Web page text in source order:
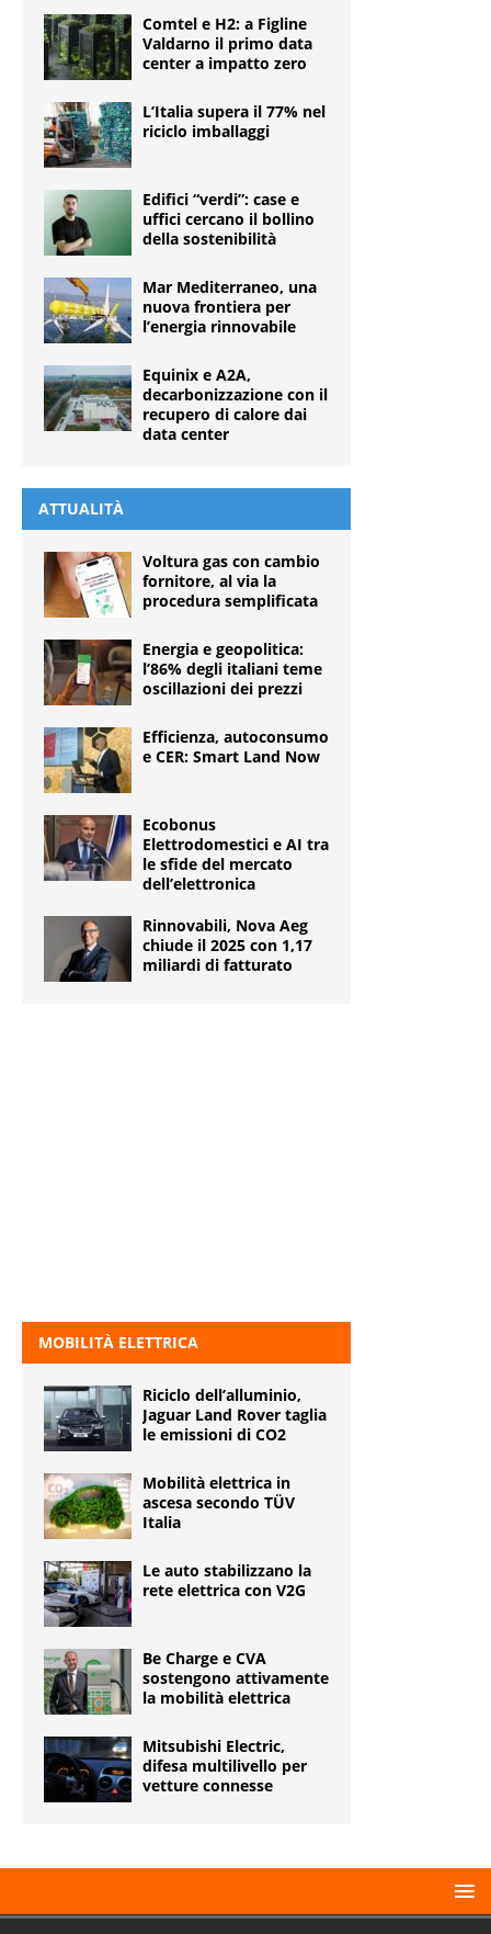
Comtel e H2: a Figline
Valdarno il primo data
center a impatto zero
L’Italia supera il 77% nel
riciclo imballaggi
Edifici “verdi”: case e
uffici cercano il bollino
della sostenibilità
Mar Mediterraneo, una
nuova frontiera per
l’energia rinnovabile
Equinix e A2A,
decarbonizzazione con il
recupero di calore dai
data center
ATTUALITÀ
Voltura gas con cambio
fornitore, al via la
procedura semplificata
Energia e geopolitica:
l’86% degli italiani teme
oscillazioni dei prezzi
Efficienza, autoconsumo
e CER: Smart Land Now
Ecobonus
Elettrodomestici e AI tra
le sfide del mercato
dell’elettronica
Rinnovabili, Nova Aeg
chiude il 2025 con 1,17
miliardi di fatturato
MOBILITÀ ELETTRICA
Riciclo dell’alluminio,
Jaguar Land Rover taglia
le emissioni di CO2
Mobilità elettrica in
ascesa secondo TÜV
Italia
Le auto stabilizzano la
rete elettrica con V2G
Be Charge e CVA
sostengono attivamente
la mobilità elettrica
Mitsubishi Electric,
difesa multilivello per
vetture connesse